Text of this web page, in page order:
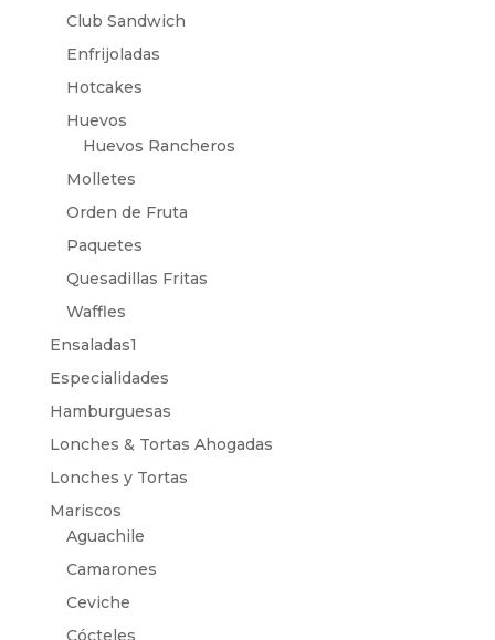
Club Sandwich
Enfrijoladas
Hotcakes
Huevos
Huevos Rancheros
Molletes
Orden de Fruta
Paquetes
Quesadillas Fritas
Waffles
Ensaladas1
Especialidades
Hamburguesas
Lonches & Tortas Ahogadas
Lonches y Tortas
Mariscos
Aguachile
Camarones
Ceviche
Cócteles